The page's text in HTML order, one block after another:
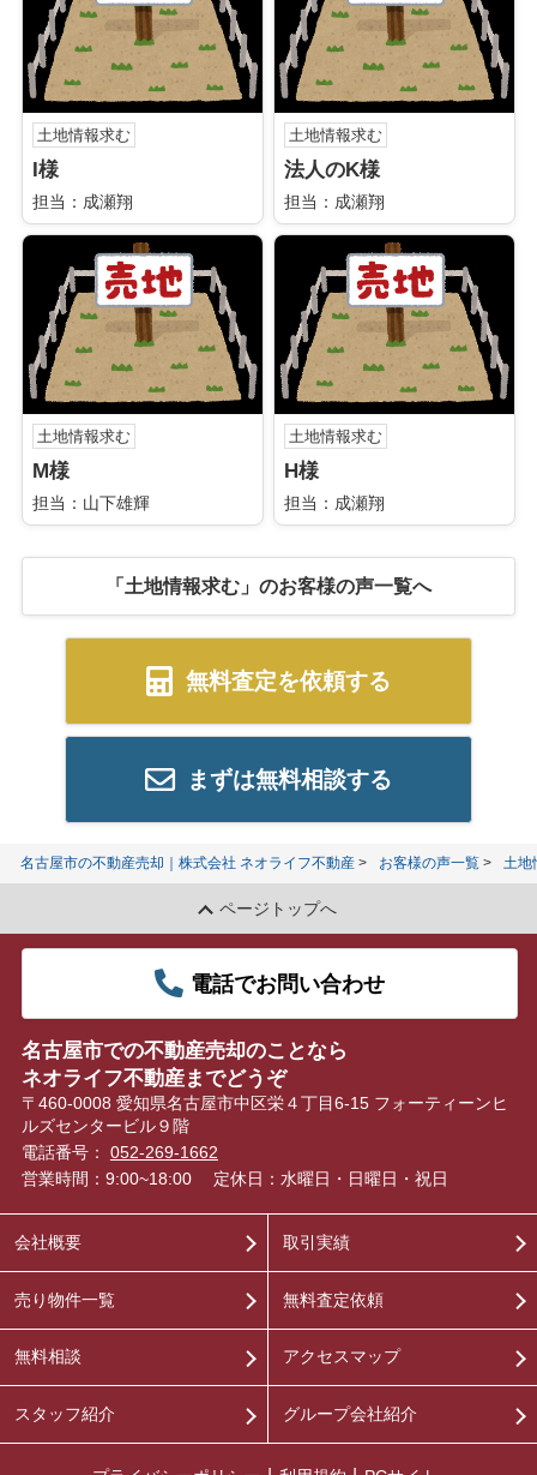
土地情報求む
I様
担当：成瀬翔
土地情報求む
法人のK様
担当：成瀬翔
土地情報求む
M様
担当：山下雄輝
土地情報求む
H様
担当：成瀬翔
「土地情報求む」のお客様の声一覧へ
無料査定を依頼する
まずは無料相談する
名古屋市の不動産売却｜株式会社 ネオライフ不動産 お客様の声一覧 土地
ページトップへ
電話でお問い合わせ
名古屋市での不動産売却のことなら
ネオライフ不動産までどうぞ
〒460-0008 愛知県名古屋市中区栄４丁目6-15 フォーティーンヒ
ルズセンタービル９階
電話番号： 052-269-1662
営業時間：9:00~18:00
定休日：水曜日・日曜日・祝日
会社概要
売り物件一覧
無料相談
スタッフ紹介
取引実績
無料査定依頼
アクセスマップ
グループ会社紹介